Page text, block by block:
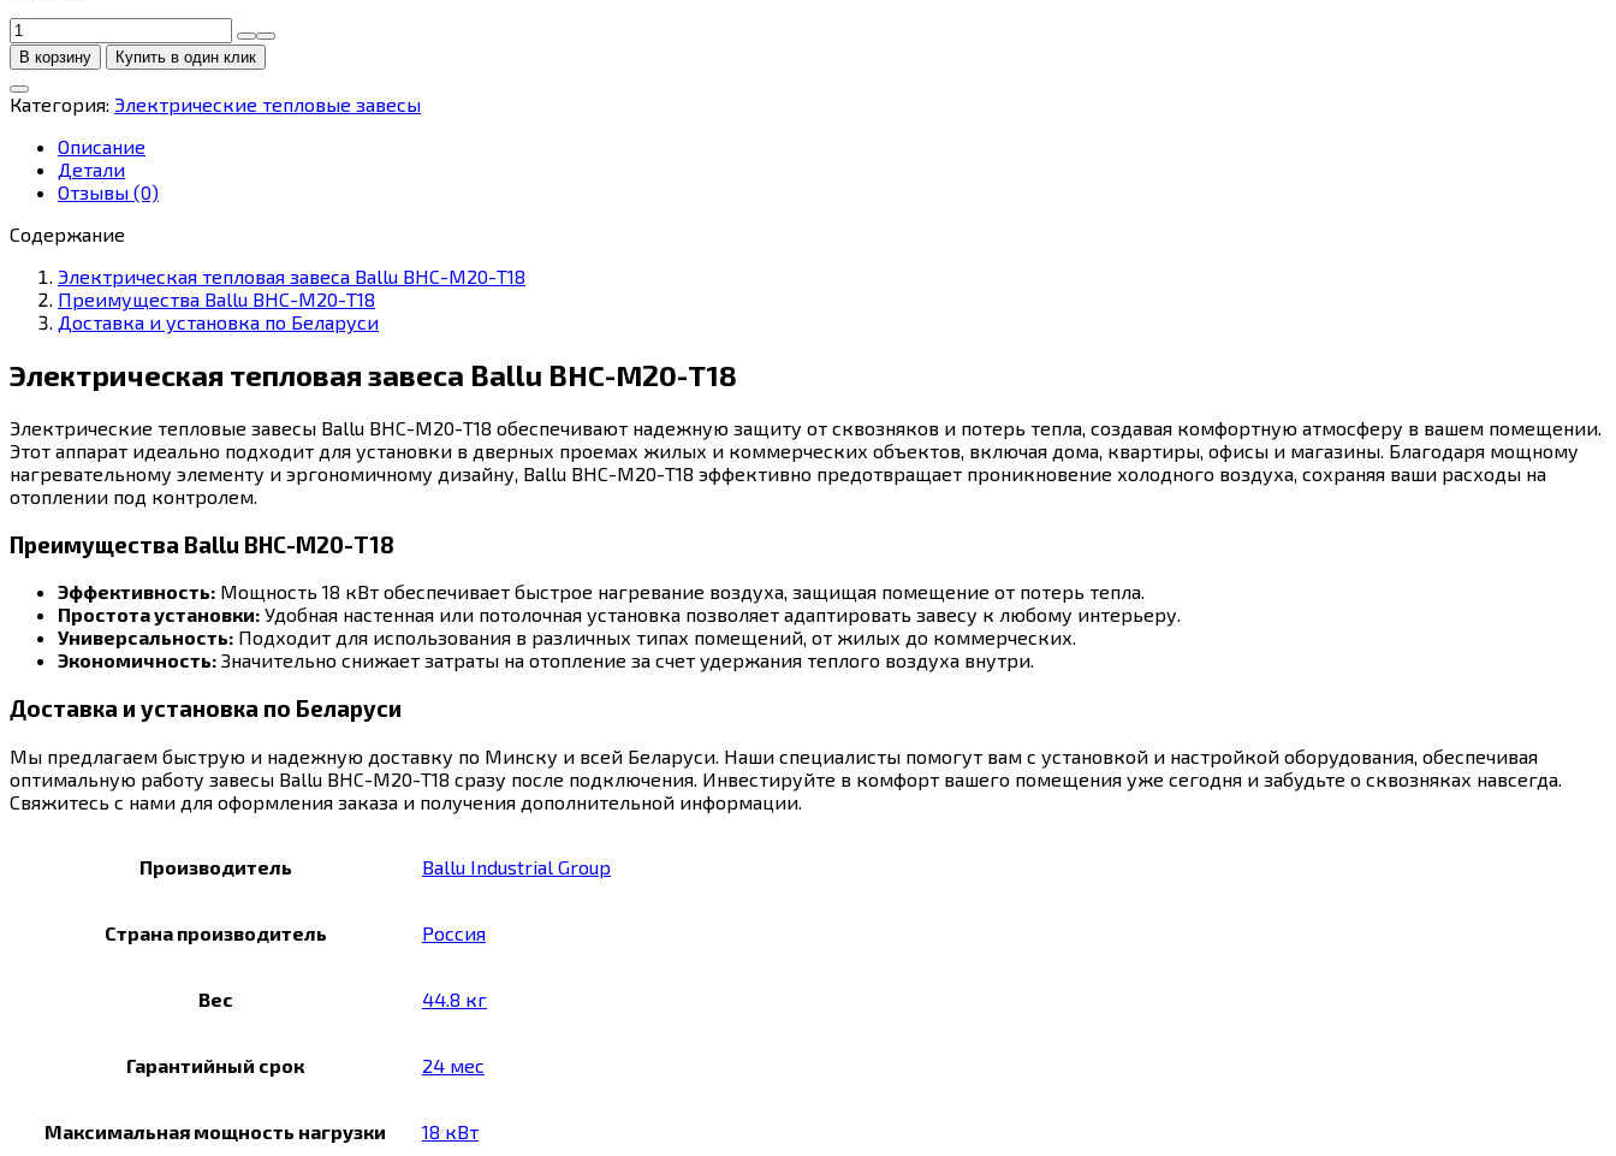
Количество
товара
Электрическая
тепловая
завеса
Ballu
BHC-
М20-
В корзину Купить в один клик
Категория: Электрические тепловые завесы
Описание
Детали
Отзывы (0)
Содержание
Электрическая тепловая завеса Ballu BHC-М20-T18
Преимущества Ballu BHC-М20-T18
Доставка и установка по Беларуси
Электрическая тепловая завеса Ballu BHC-М20-T18
Электрические тепловые завесы Ballu BHC-М20-T18 обеспечивают надежную защиту от сквозняков и потерь тепла, создавая комфортную атмосферу в вашем помещении.
Этот аппарат идеально подходит для установки в дверных проемах жилых и коммерческих объектов, включая дома, квартиры, офисы и магазины. Благодаря мощному
нагревательному элементу и эргономичному дизайну, Ballu BHC-М20-T18 эффективно предотвращает проникновение холодного воздуха, сохраняя ваши расходы на
отоплении под контролем.
Преимущества Ballu BHC-М20-T18
Эффективность: Мощность 18 кВт обеспечивает быстрое нагревание воздуха, защищая помещение от потерь тепла.
Простота установки: Удобная настенная или потолочная установка позволяет адаптировать завесу к любому интерьеру.
Универсальность: Подходит для использования в различных типах помещений, от жилых до коммерческих.
Экономичность: Значительно снижает затраты на отопление за счет удержания теплого воздуха внутри.
Доставка и установка по Беларуси
Мы предлагаем быструю и надежную доставку по Минску и всей Беларуси. Наши специалисты помогут вам с установкой и настройкой оборудования, обеспечивая
оптимальную работу завесы Ballu BHC-М20-T18 сразу после подключения. Инвестируйте в комфорт вашего помещения уже сегодня и забудьте о сквозняках навсегда.
Свяжитесь с нами для оформления заказа и получения дополнительной информации.
Производитель Ballu Industrial Group
Страна производитель Россия
Вес 44.8 кг
Гарантийный срок 24 мес
Максимальная мощность нагрузки 18 кВт